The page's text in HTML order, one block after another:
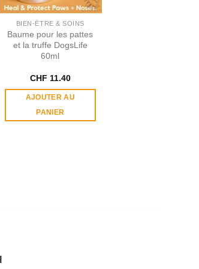
BIEN-ÊTRE & SOINS
Baume pour les pattes
et la truffe DogsLife
60ml
CHF 11.40
AJOUTER AU
PANIER